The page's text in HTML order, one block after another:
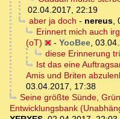
02.04.2017, 22:19
aber ja doch - nereus,
Erinnert mich auch
(oT)
- YooBee,
diese Erinnerung
Ist das eine
Amis und Briten
03.04.2017, 17:38
Seine größte Sünde,
Entwicklungsbank